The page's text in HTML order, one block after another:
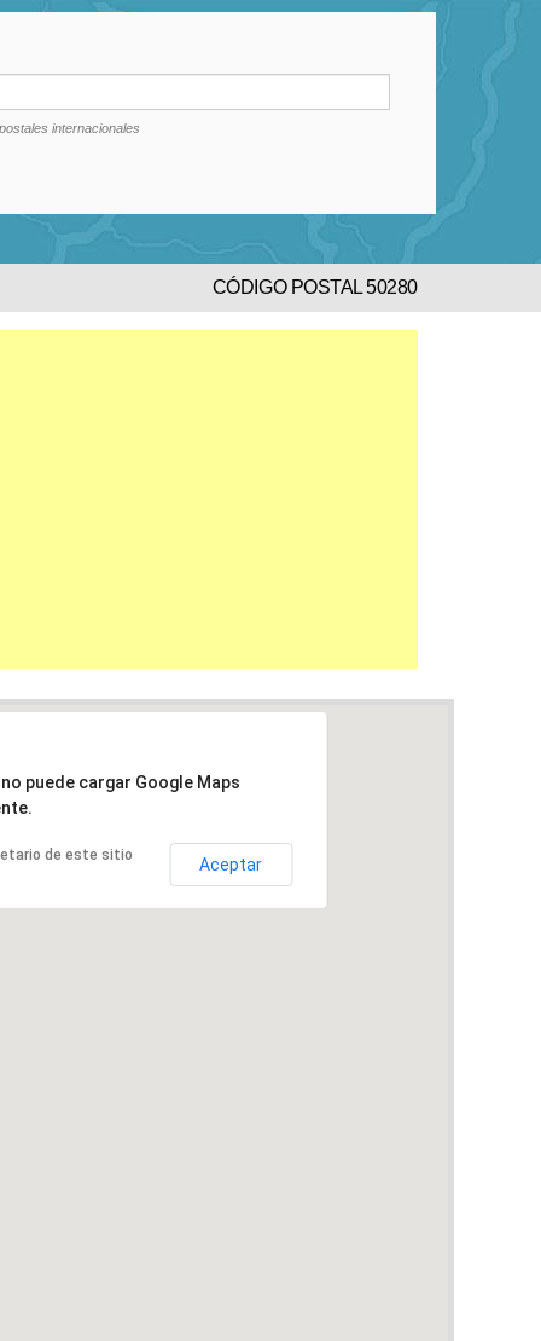
internacionales
CÓDIGO POSTAL 50280
puede cargar Google Maps
de este sitio
Aceptar